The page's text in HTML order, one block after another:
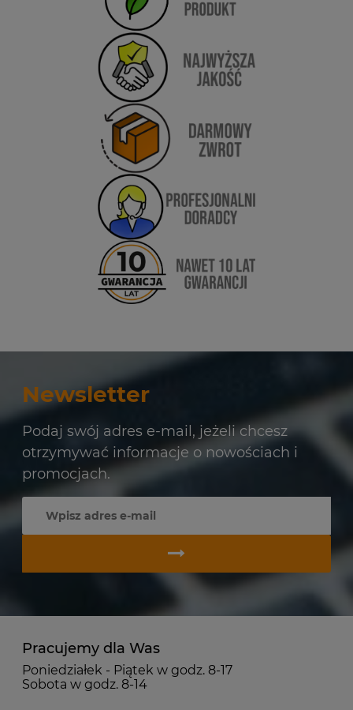
Newsletter
Podaj swój adres e-mail, jeżeli chcesz
otrzymywać informacje o nowościach i
promocjach.
Pracujemy dla Was
Poniedziałek - Piątek w godz. 8-17
Sobota w godz. 8-14